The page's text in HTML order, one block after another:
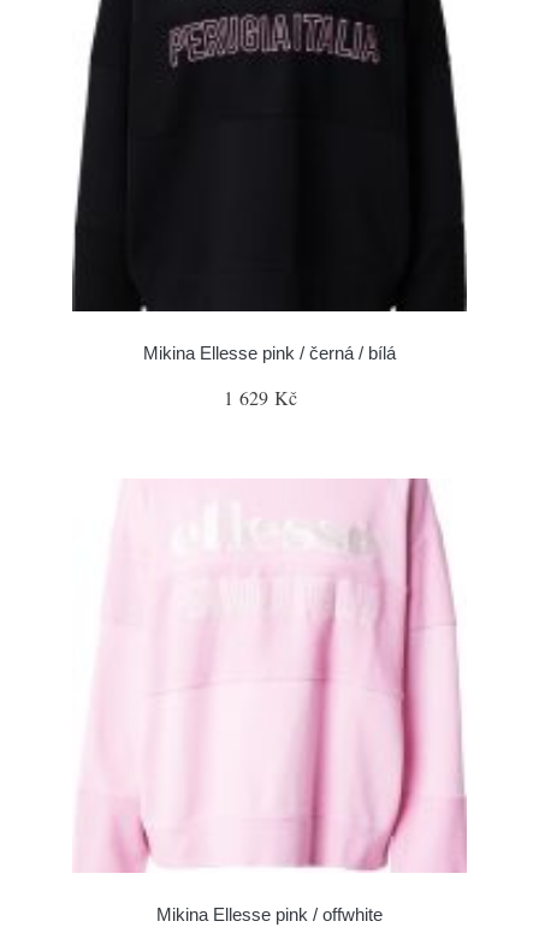
Mikina Ellesse pink / černá / bílá
1 629 Kč
Mikina Ellesse pink / offwhite